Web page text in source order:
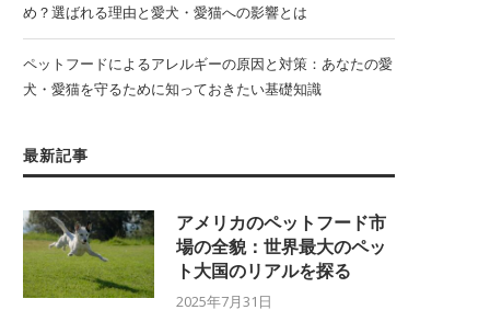
め？選ばれる理由と愛犬・愛猫への影響とは
ペットフードによるアレルギーの原因と対策：あなたの愛
犬・愛猫を守るために知っておきたい基礎知識
最新記事
アメリカのペットフード市
場の全貌：世界最大のペッ
ト大国のリアルを探る
2025年7月31日